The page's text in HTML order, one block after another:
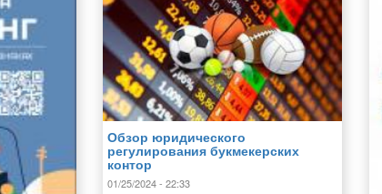
Обзор юридического
регулирования букмекерских
контор
01/25/2024 - 22:33